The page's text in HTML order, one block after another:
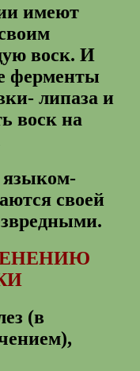
имеют
воск. И
ферменты
липаза и
воск на
языком-
своей
(в